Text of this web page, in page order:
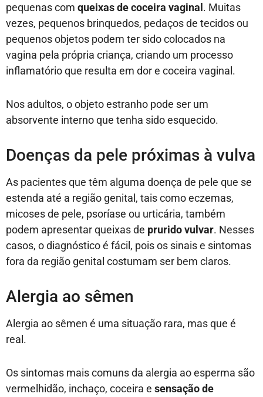
pequenas com queixas de coceira vaginal . Muitas
vezes, pequenos brinquedos, pedaços de tecidos ou
pequenos objetos podem ter sido colocados na
vagina pela própria criança, criando um processo
inflamatório que resulta em dor e coceira vaginal.
Nos adultos, o objeto estranho pode ser um
absorvente interno que tenha sido esquecido.
Doenças da pele próximas à vulva
As pacientes que têm alguma doença de pele que se
estenda até a região genital, tais como eczemas,
micoses de pele, psoríase ou urticária, também
podem apresentar queixas de prurido vulvar. Nesses
casos, o diagnóstico é fácil, pois os sinais e sintomas
fora da região genital costumam ser bem claros.
Alergia ao sêmen
Alergia ao sêmen é uma situação rara, mas que é
real.
Os sintomas mais comuns da alergia ao esperma são
vermelhidão, inchaço, coceira e sensação de